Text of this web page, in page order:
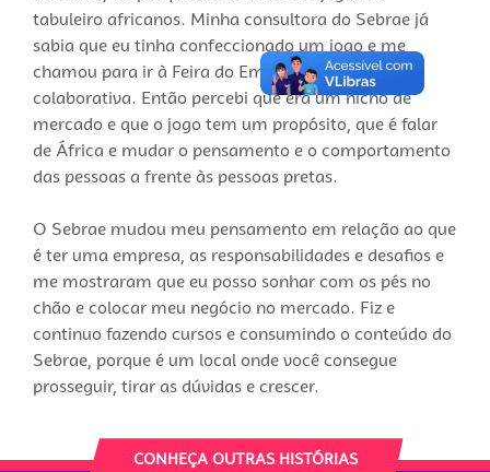
tabuleiro africanos. Minha consultora do Sebrae já
sabia que eu tinha confeccionado um jogo e me
chamou para ir à Feira do Empreendedor, na loja
colaborativa. Então percebi que era um nicho de
mercado e que o jogo tem um propósito, que é falar
de África e mudar o pensamento e o comportamento
das pessoas a frente às pessoas pretas.
O Sebrae mudou meu pensamento em relação ao que
é ter uma empresa, as responsabilidades e desafios e
me mostraram que eu posso sonhar com os pés no
chão e colocar meu negócio no mercado. Fiz e
continuo fazendo cursos e consumindo o conteúdo do
Sebrae, porque é um local onde você consegue
prosseguir, tirar as dúvidas e crescer.
CONHEÇA OUTRAS HISTÓRIAS